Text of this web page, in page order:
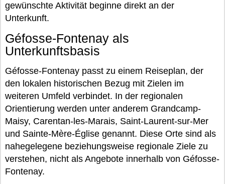
gewünschte Aktivität beginne direkt an der
Unterkunft.
Géfosse-Fontenay als
Unterkunftsbasis
Géfosse-Fontenay passt zu einem Reiseplan, der
den lokalen historischen Bezug mit Zielen im
weiteren Umfeld verbindet. In der regionalen
Orientierung werden unter anderem Grandcamp-
Maisy, Carentan-les-Marais, Saint-Laurent-sur-Mer
und Sainte-Mère-Église genannt. Diese Orte sind als
nahegelegene beziehungsweise regionale Ziele zu
verstehen, nicht als Angebote innerhalb von Géfosse-
Fontenay.